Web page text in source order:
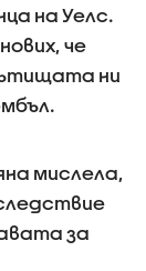
на Уелс.
че
ни
мислела,
за